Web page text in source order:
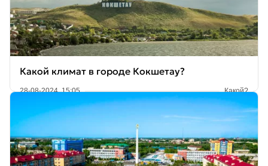
Какой климат в городе Кокшетау?
28-08-2024, 15:05 Какой?